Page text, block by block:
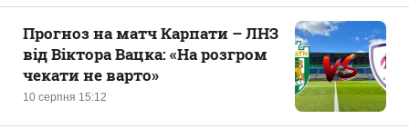
10 серпня 15:12
Прогноз на матч Карпати – ЛНЗ
від Віктора Вацка: «На розгром
чекати не варто»